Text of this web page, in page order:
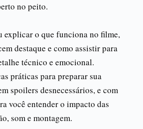
no peito.
explicar o que funciona no filme,
destaque e como assistir para
técnico e emocional.
práticas para preparar sua
spoilers desnecessários, e com
você entender o impacto das
som e montagem.